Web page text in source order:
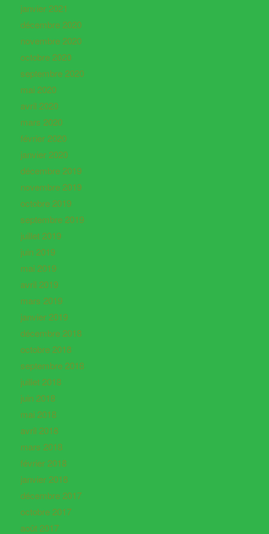
janvier 2021
décembre 2020
novembre 2020
octobre 2020
septembre 2020
mai 2020
avril 2020
mars 2020
février 2020
janvier 2020
décembre 2019
novembre 2019
octobre 2019
septembre 2019
juillet 2019
juin 2019
mai 2019
avril 2019
mars 2019
janvier 2019
décembre 2018
octobre 2018
septembre 2018
juillet 2018
juin 2018
mai 2018
avril 2018
mars 2018
février 2018
janvier 2018
décembre 2017
octobre 2017
août 2017